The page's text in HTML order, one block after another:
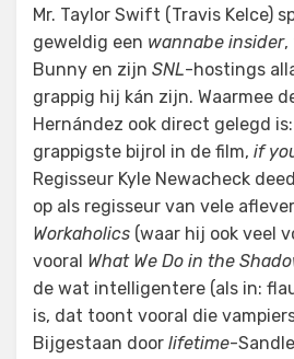
Mr. Taylor Swift (Travis Kelce)
geweldig een wannabe insider,
Bunny en zijn SNL-hostings
grappig hij kán zijn. Waarmee
Hernández ook direct gelegd
grappigste bijrol in de film, if
Regisseur Kyle Newacheck
op als regisseur van vele
Workaholics (waar hij ook veel
vooral What We Do in the
de wat intelligentere (als in:
is, dat toont vooral die
Bijgestaan door lifetime-